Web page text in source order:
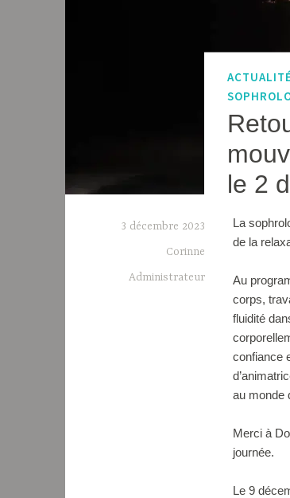
le 2
3 décembre 2023
Corinne
Administrateur
La
de la
Au
corps,
fluidité
confiance
au monde
Merci à
journée.
Le 9